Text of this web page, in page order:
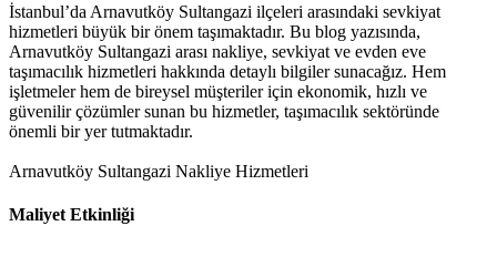
İstanbul’da Arnavutköy Sultangazi ilçeleri arasındaki sevkiyat
hizmetleri büyük bir önem taşımaktadır. Bu blog yazısında,
Arnavutköy Sultangazi arası nakliye, sevkiyat ve evden eve
taşımacılık hizmetleri hakkında detaylı bilgiler sunacağız. Hem
işletmeler hem de bireysel müşteriler için ekonomik, hızlı ve
güvenilir çözümler sunan bu hizmetler, taşımacılık sektöründe
önemli bir yer tutmaktadır.
Arnavutköy Sultangazi Nakliye Hizmetleri
Maliyet Etkinliği